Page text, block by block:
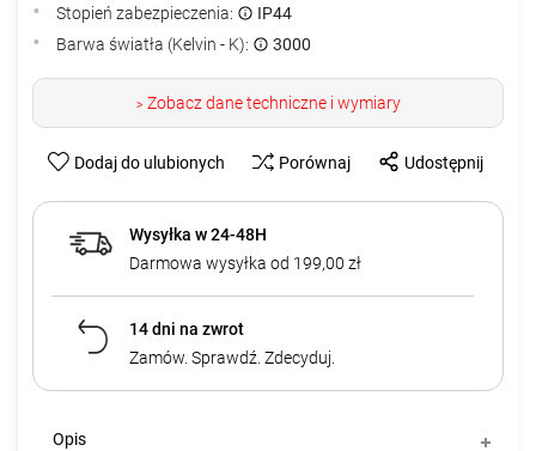
Stopień zabezpieczenia:
IP44
Barwa światła (Kelvin - K):
3000
>Zobacz dane techniczne i wymiary
Dodaj do ulubionych Porównaj Udostępnij
Wysyłka w 24-48H
Darmowa wysyłka od 199,00 zł
14 dni na zwrot
Zamów. Sprawdź. Zdecyduj.
Opis